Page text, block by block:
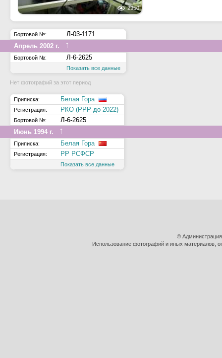
2950
Бортовой №:
Л-03-1171
Апрель 2002 г.
↑
Бортовой №: Л-6-2625
Показать все данные
Нет фотографий за этот период
Приписка: Белая Гора
Регистрация: РКО (РРР до 2022)
Бортовой №:
Л-6-2625
Июнь 1994 г.
↑
Приписка: Белая Гора
Регистрация: РР РСФСР
Показать все данные
©
Использование фотографий и иных материалов,